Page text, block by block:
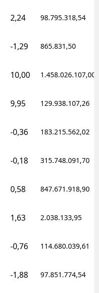
2,24 98.795.318,54
-1,29 865.831,50
10,00 1.458.026.107,00
9,95 129.938.107,26
-0,36 183.215.562,02
-0,18 315.748.091,70
0,58 847.671.918,90
1,63 2.038.133,95
-0,76 114.680.039,61
-1,88 97.851.774,54